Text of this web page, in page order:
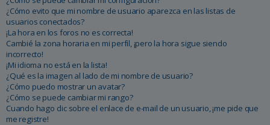
¿Cómo evito que mi nombre de usuario aparezca en las listas de
usuarios conectados?
¡La hora en los foros no es correcta!
Cambié la zona horaria en mi perfil, ¡pero la hora sigue siendo
incorrecto!
¡Mi idioma no está en la lista!
¿Qué es la imagen al lado de mi nombre de usuario?
¿Cómo puedo mostrar un avatar?
¿Cómo se puede cambiar mi rango?
Cuando hago clic sobre el enlace de e-mail de un usuario, ¡me pide que
me registre!